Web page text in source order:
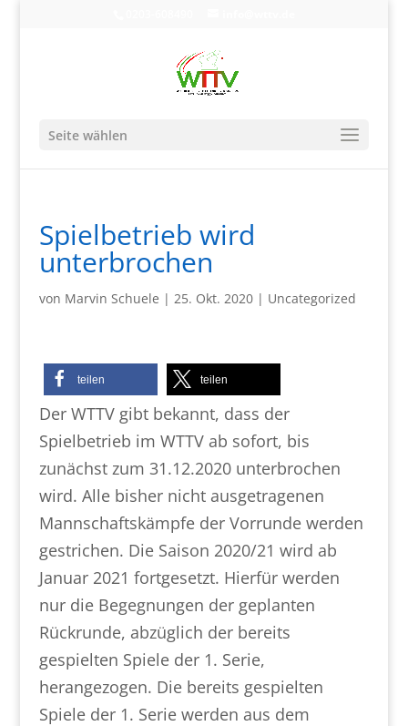
Seite wählen
Spielbetrieb wird
unterbrochen
von Marvin Schuele | 25. Okt. 2020| Uncategorized
teilen teilen
Der WTTV gibt bekannt, dass der
Spielbetrieb im WTTV ab sofort, bis
zunächst zum 31.12.2020 unterbrochen
wird. Alle bisher nicht ausgetragenen
Mannschaftskämpfe der Vorrunde werden
gestrichen. Die Saison 2020/21 wird ab
Januar 2021 fortgesetzt. Hierfür werden
nur die Begegnungen der geplanten
Rückrunde, abzüglich der bereits
gespielten Spiele der 1. Serie,
herangezogen. Die bereits gespielten
Spiele der 1. Serie werden aus dem